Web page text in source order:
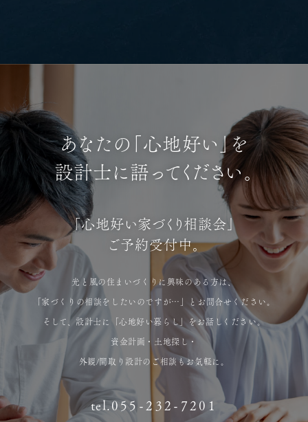
あなたの「心地好い」を
設計士に語ってください。
「心地好い家づくり相談会」
ご予約受付中。
光と風の住まいづくりに興味のある方は、
「家づくりの相談をしたいのですが…」とお問合せください。
そして、設計士に「心地好い暮らし」をお話しください。
資金計画・土地探し・
外観/間取り設計のご相談もお気軽に。
tel.055-232-7201